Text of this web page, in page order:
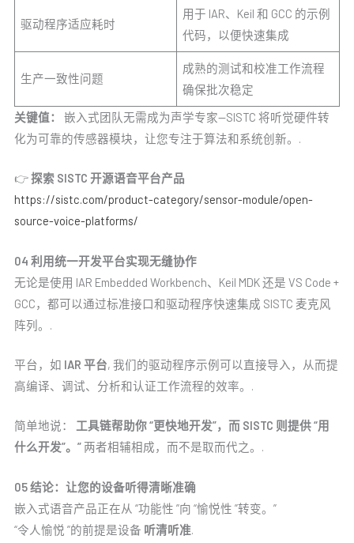
驱动程序适应耗时
用于 IAR、Keil 和 GCC 的示例
代码，以便快速集成
生产一致性问题
成熟的测试和校准工作流程
确保批次稳定
关键值：
嵌入式团队无需成为声学专家--SISTC 将听觉硬件转
化为可靠的传感器模块，让您专注于算法和系统创新。.
👉探索 SISTC 开源语音平台产品
https://sistc.com/product-category/sensor-module/open-
source-voice-platforms/
04 利用统一开发平台实现无缝协作
无论是使用 IAR Embedded Workbench、Keil MDK 还是 VS Code +
GCC，都可以通过标准接口和驱动程序快速集成 SISTC 麦克风
阵列。.
平台，如 IAR 平台, 我们的驱动程序示例可以直接导入，从而提
高编译、调试、分析和认证工作流程的效率。.
简单地说： 工具链帮助你 “更快地开发”，而 SISTC 则提供 “用
什么开发”。”两者相辅相成，而不是取而代之。.
05 结论：让您的设备听得清晰准确
嵌入式语音产品正在从 “功能性 ”向 “愉悦性 ”转变。”
“令人愉悦 ”的前提是设备 听清听准.